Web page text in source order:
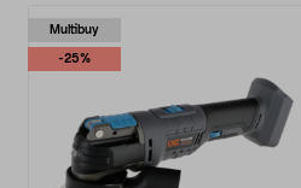
Multibuy
-25%